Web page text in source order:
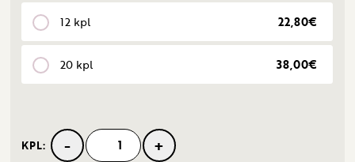
12 kpl 22,80€
20 kpl 38,00€
KPL: -
Macaronlajitelmat
+